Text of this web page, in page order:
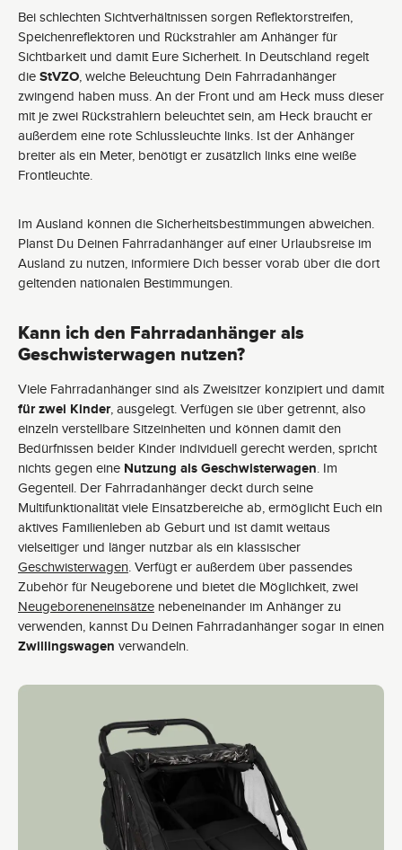
Bei schlechten Sichtverhältnissen sorgen Reflektorstreifen,
Speichenreflektoren und Rückstrahler am Anhänger für
Sichtbarkeit und damit Eure Sicherheit. In Deutschland regelt
dieStVZO, welche Beleuchtung Dein Fahrradanhänger
zwingend haben muss. An der Front und am Heck muss dieser
mit je zwei Rückstrahlern beleuchtet sein, am Heck braucht er
außerdem eine rote Schlussleuchte links. Ist der Anhänger
breiter als ein Meter, benötigt er zusätzlich links eine weiße
Frontleuchte.
Im Ausland können die Sicherheitsbestimmungen abweichen.
Planst Du Deinen Fahrradanhänger auf einer Urlaubsreise im
Ausland zu nutzen, informiere Dich besser vorab über die dort
geltenden nationalen Bestimmungen.
Kann ich den Fahrradanhänger als
Geschwisterwagen nutzen?
Viele Fahrradanhänger sind als Zweisitzer konzipiert und damit
für zwei Kinder, ausgelegt. Verfügen sie über getrennt, also
einzeln verstellbare Sitzeinheiten und können damit den
Bedürfnissen beider Kinder individuell gerecht werden, spricht
nichts gegen eine Nutzung als Geschwisterwagen. Im
Gegenteil. Der Fahrradanhänger deckt durch seine
Multifunktionalität viele Einsatzbereiche ab, ermöglicht Euch ein
aktives Familienleben ab Geburt und ist damit weitaus
vielseitiger und länger nutzbar als ein klassischer
Geschwisterwagen. Verfügt er außerdem über passendes
Zubehör für Neugeborene und bietet die Möglichkeit, zwei
Neugeboreneneinsätze nebeneinander im Anhänger zu
verwenden, kannst Du Deinen Fahrradanhänger sogar in einen
Zwillingswagen verwandeln.